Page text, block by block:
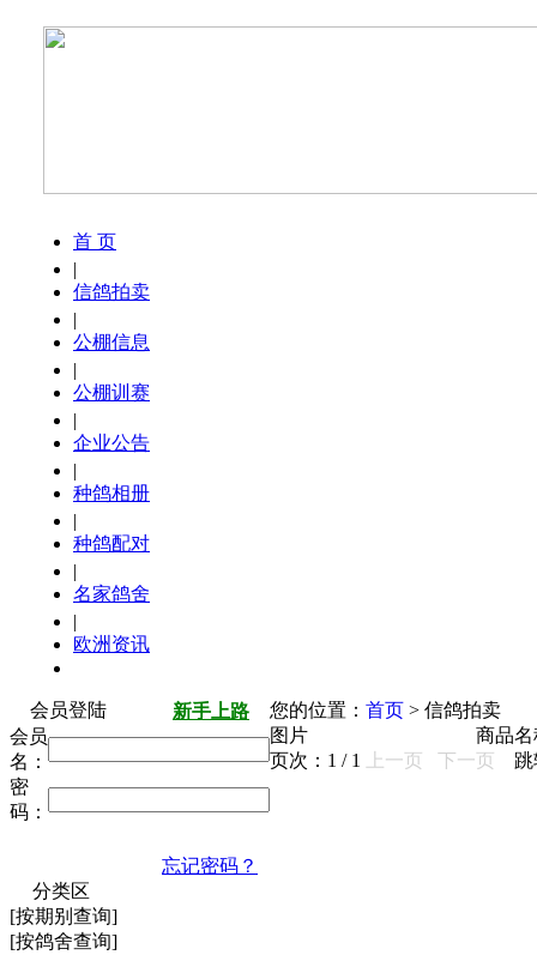
首 页
|
信鸽拍卖
|
公棚信息
|
公棚训赛
|
企业公告
|
种鸽相册
|
种鸽配对
|
名家鸽舍
|
欧洲资讯
会员登陆
新手上路
会员
名：
密
码：
忘记密码？
分类区
[按期别查询]
[按鸽舍查询]
您的位置： 首页 > 信鸽拍卖
图片
商品名
页次： 1 / 1 上一页 下一页 跳